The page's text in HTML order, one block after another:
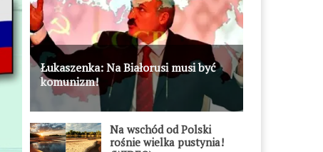
Łukaszenka: Na Białorusi musi być
komunizm!
Na wschód od Polski
rośnie wielka pustynia!